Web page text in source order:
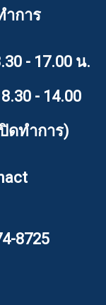
ำการ
- 17.00 น.
- 14.00
ดทำการ)
8725